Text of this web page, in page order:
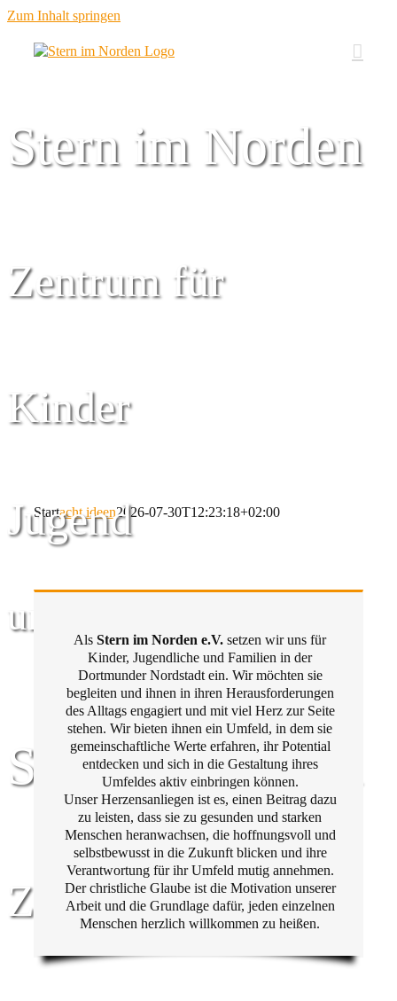
Zum Inhalt springen
Stern im Norden
Zentrum für
Kinder
Jugend
und Familie
Stern im Norden
Zentrum für
Startacht ideen2026-07-30T12:23:18+02:00
Als Stern im Norden e.V. setzen wir uns für
Kinder, Jugendliche und Familien in der
Dortmunder Nordstadt ein. Wir möchten sie
begleiten und ihnen in ihren Herausforderungen
des Alltags engagiert und mit viel Herz zur Seite
stehen. Wir bieten ihnen ein Umfeld, in dem sie
gemeinschaftliche Werte erfahren, ihr Potential
entdecken und sich in die Gestaltung ihres
Umfeldes aktiv einbringen können.
Unser Herzensanliegen ist es, einen Beitrag dazu
zu leisten, dass sie zu gesunden und starken
Menschen heranwachsen, die hoffnungsvoll und
selbstbewusst in die Zukunft blicken und ihre
Verantwortung für ihr Umfeld mutig annehmen.
Der christliche Glaube ist die Motivation unserer
Arbeit und die Grundlage dafür, jeden einzelnen
Menschen herzlich willkommen zu heißen.